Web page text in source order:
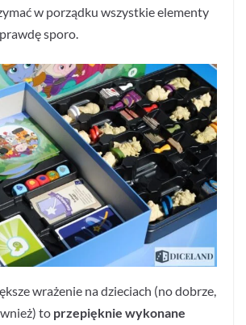
w porządku wszystkie elementy
sporo.
wrażenie na dzieciach (no dobrze,
to przepięknie wykonane